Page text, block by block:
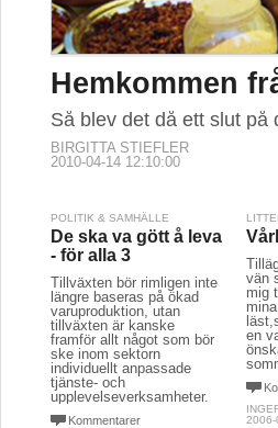
Hemkommen
Så blev det då ett slut på
BIRGITTA STIEFLER
2010-04-14 12:10:00
POLITIK & SAMHÄLLE
De ska va gött å leva
- för alla 3
Tillväxten bör rimligen inte
längre baseras på ökad
varuproduktion, utan
tillväxten är kanske
framför allt något som bör
ske inom sektorn
individuellt anpassade
tjänste- och
upplevelseverksamheter.
Kommentarer
vän
mig
en
2006-